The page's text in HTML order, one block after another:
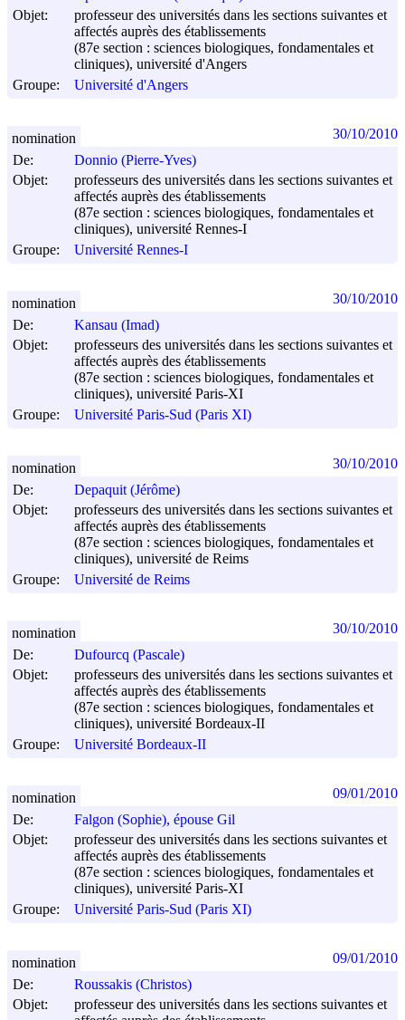
Objet:
professeur des universités dans les sections suivantes et
affectés auprès des établissements
(87e section : sciences biologiques, fondamentales et
cliniques), université d'Angers
Groupe:
Université d'Angers
De:
Donnio (Pierre-Yves)
Objet:
professeurs des universités dans les sections suivantes et
affectés auprès des établissements
(87e section : sciences biologiques, fondamentales et
cliniques), université Rennes-I
Groupe:
Université Rennes-I
nomination 30/10/2010
De:
Kansau (Imad)
Objet:
professeurs des universités dans les sections suivantes et
affectés auprès des établissements
(87e section : sciences biologiques, fondamentales et
cliniques), université Paris-XI
Groupe:
Université Paris-Sud (Paris XI)
nomination 30/10/2010
De:
Depaquit (Jérôme)
Objet:
professeurs des universités dans les sections suivantes et
affectés auprès des établissements
(87e section : sciences biologiques, fondamentales et
cliniques), université de Reims
Groupe:
Université de Reims
nomination 30/10/2010
De:
Dufourcq (Pascale)
Objet:
professeurs des universités dans les sections suivantes et
affectés auprès des établissements
(87e section : sciences biologiques, fondamentales et
cliniques), université Bordeaux-II
Groupe:
Université Bordeaux-II
nomination 30/10/2010
De:
Falgon (Sophie), épouse Gil
Objet:
professeur des universités dans les sections suivantes et
affectés auprès des établissements
(87e section : sciences biologiques, fondamentales et
cliniques), université Paris-XI
Groupe:
Université Paris-Sud (Paris XI)
nomination 09/01/2010
De:
Roussakis (Christos)
Objet:
professeur des universités dans les sections suivantes et
nomination 09/01/2010